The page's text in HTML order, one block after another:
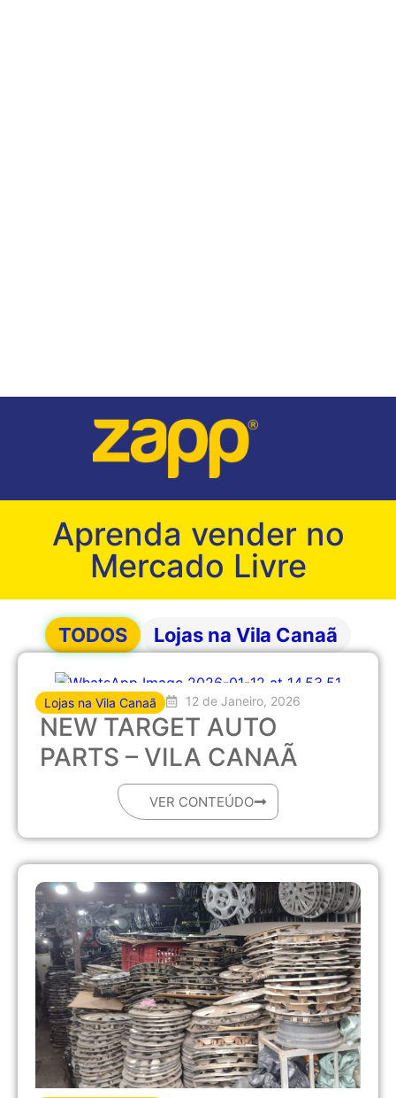
Aprenda vender no
Mercado Livre
Lojas na Vila Canaã
TODOS
Lojas na Vila Canaã 12 de Janeiro, 2026
NEW TARGET AUTO
PARTS – VILA CANAÃ
VER CONTEÚDO